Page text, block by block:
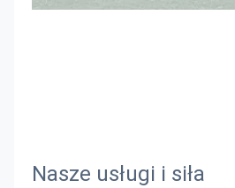
Nasze usługi i siła